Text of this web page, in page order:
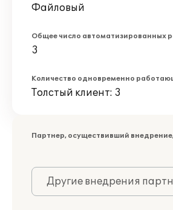
Файловый
Общее число автоматизированных
3
Количество одновременно
Толстый клиент: 3
Партнер, осуществивший
Другие внедрения